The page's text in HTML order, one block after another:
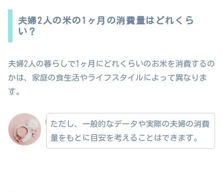
夫婦2人の米の1ヶ月の消費量はどれくら
い？
夫婦2人の暮らしで1ヶ月にどれくらいのお米を消費するの
かは、家庭の食生活やライフスタイルによって異なりま
す。
ただし、一般的なデータや実際の夫婦の消費
量をもとに目安を考えることはできます。